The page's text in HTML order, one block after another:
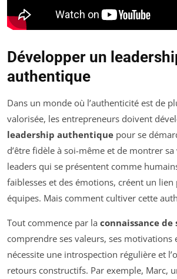
Développer un
authentique
Dans un monde où l’authenticité est de
valorisée, les entrepreneurs doivent
leadership authentique pour se
d’être fidèle à soi-même et de montrer
leaders qui se présentent comme
faiblesses et des émotions, créent un
équipes. Mais comment cultiver cette
Tout commence par la connaissance de
comprendre ses valeurs, ses motivations
nécessite une introspection régulière et
retours constructifs. Par exemple, Marc,